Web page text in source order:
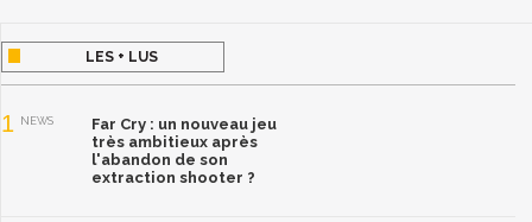
LES + LUS
1 NEWS
Far Cry : un nouveau jeu
très ambitieux après
l'abandon de son
extraction shooter ?